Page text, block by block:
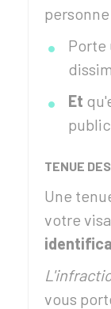
personne
Porte
Et
TENUE
Une
votre
vous